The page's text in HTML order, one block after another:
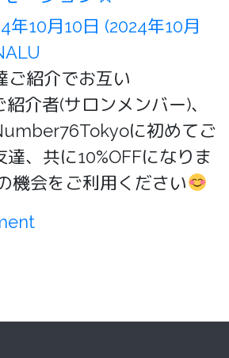
年10月10日 (2024年10月
ご紹介でお互い
紹介者(サロンメンバー)、
に初めてご
、共に10%OFFになりま
機会をご利用ください